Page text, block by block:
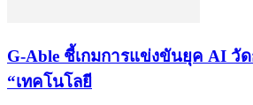
G-Able ชี้เกมการแข่งขันยุค AI วั
“เทคโนโลยี